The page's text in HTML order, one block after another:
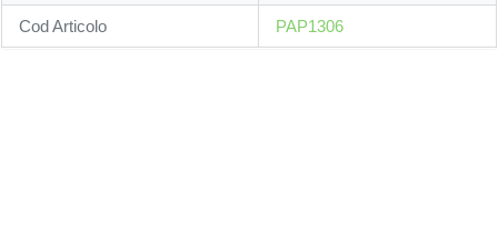
Cod Articolo PAP1306